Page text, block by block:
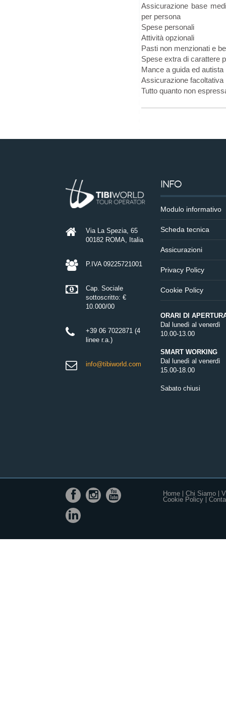
Assicurazione base
per persona
Spese personali
Attività opzionali
Pasti non menzionati e
Spese extra di carattere
Mance a guida ed autista
Assicurazione
Tutto quanto non
Via La Spezia, 65
00182 ROMA, Italia
P.IVA 09225721001
Cap. Sociale
sottoscritto: €
10.000/00
+39 06 7022871 (4
linee r.a.)
info@tibiworld.com
INFO
Modulo informativo
Scheda tecnica
Assicurazioni
Privacy Policy
Cookie Policy
ORARI DI
Dal lunedì al venerdì
10.00-13.00
SMART WORKING
Dal lunedì al venerdì
15.00-18.00
Sabato chiusi
Home Chi Siamo
Cookie Policy